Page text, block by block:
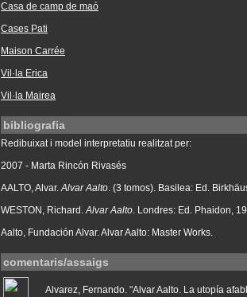
Casa de camp de maó
Cases Pati
Maison Carrée
Vil·la Erica
Vil·la Mairea
bibliografia
Redibuixat i model interpretatiu realitzat per:
2007 - Marta Rincón Rivasés
AALTO, Alvar.Alvar Aalto. (3 tomos). Basilea: Ed.
WESTON, Richard.Alvar Aalto. Londres: Ed. Phaidon,
Aalto, Fundación Alvar. Alvar Aalto: Master Works.
comentaris/assaigs
Alvarez, Fernando. "Alvar Aalto. La utopía